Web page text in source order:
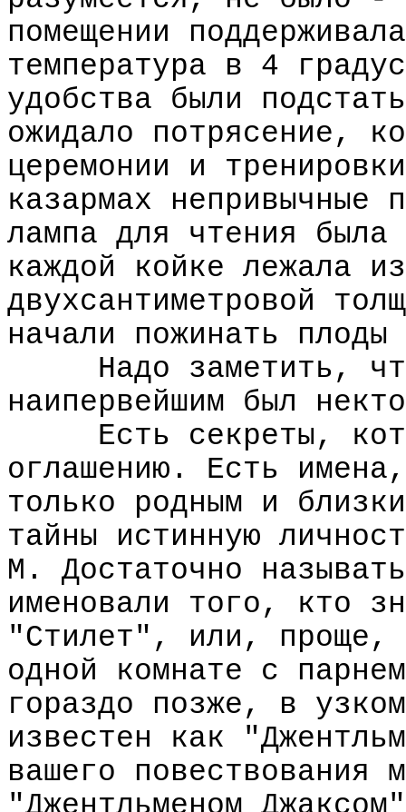
помещении
температура в 4
удобства были
ожидало потрясение,
церемонии и
казармах непривычные
лампа для чтения
каждой койке лежала
двухсантиметровой
начали пожинать
Надо заметить,
наипервейшим был
Есть секреты,
оглашению. Есть
только родным и
тайны истинную
М. Достаточно
именовали того, кто
"Стилет", или, проще,
одной комнате с
гораздо позже, в
известен как
вашего повествования